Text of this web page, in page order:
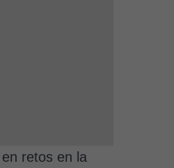
retos en la